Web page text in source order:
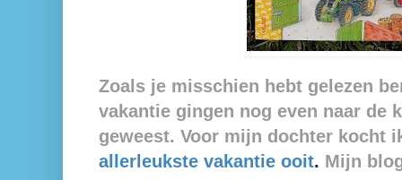
Zoals je misschien hebt gelezen
vakantie gingen nog even naar de
geweest. Voor mijn dochter kocht
allerleukste vakantie ooit. Mijn